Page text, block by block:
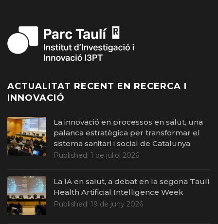
ACTUALITAT RECENT EN RECERCA I
INNOVACIÓ
La innovació en processos en salut, una
palanca estratègica per transformar el
sistema sanitari i social de Catalunya
Published: 1 de juliol 2026
La IA en salut, a debat en la segona Taulí
Health Artificial Intelligence Week
Published: 19 de juny 2026